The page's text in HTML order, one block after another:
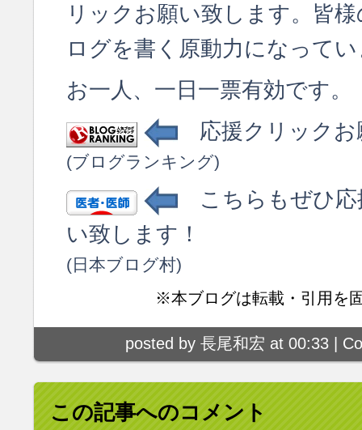
リックお願い致します。皆
ログを書く原動力になって
お一人、一日一票有効です。
応援クリックお
(ブログランキング)
こちらもぜひ応
い致します！
(日本ブログ村)
※本ブログは転載・引用を
posted by 長尾和宏 at 00:33 |
この記事へのコメント